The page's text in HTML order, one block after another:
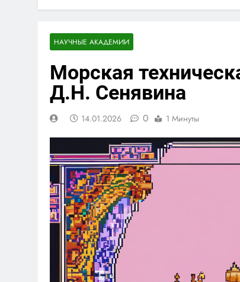
НАУЧНЫЕ АКАДЕМИИ
Морская
Д.Н. Сенявина
14.01.2026 0 1 Минуты